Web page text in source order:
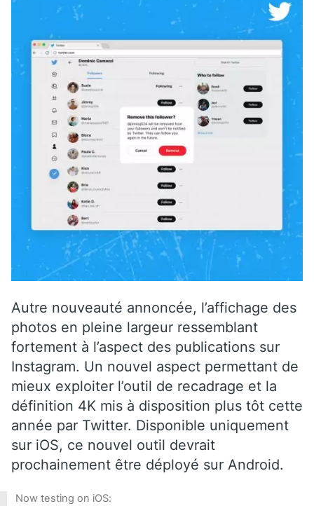
Autre nouveauté annoncée, l’affichage des
photos en pleine largeur ressemblant
fortement à l’aspect des publications sur
Instagram. Un nouvel aspect permettant de
mieux exploiter l’outil de recadrage et la
définition 4K mis à disposition plus tôt cette
année par Twitter. Disponible uniquement
sur iOS, ce nouvel outil devrait
prochainement être déployé sur Android.
Now testing on iOS: